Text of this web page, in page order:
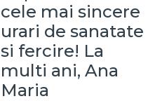
cele mai sincere
urari de sanatate
si fercire! La
multi ani, Ana
Maria